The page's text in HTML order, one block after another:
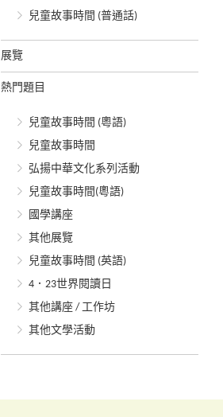
兒童故事時間 (普通話)
展覽
熱門題目
兒童故事時間 (粵語)
兒童故事時間
弘揚中華文化系列活動
兒童故事時間(粵語)
國學講座
其他展覽
兒童故事時間 (英語)
4．23世界閱讀日
其他講座 / 工作坊
其他文學活動